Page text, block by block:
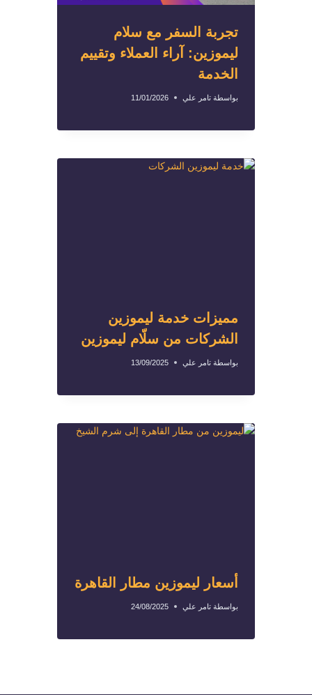
تجربة السفر مع سلام
ليموزين: آراء العملاء وتقييم
الخدمة
بواسطة تامر علي 11/01/2026
مميزات خدمة ليموزين
الشركات من سلّام ليموزين
بواسطة تامر علي 13/09/2025
أسعار ليموزين مطار القاهرة
بواسطة تامر علي 24/08/2025